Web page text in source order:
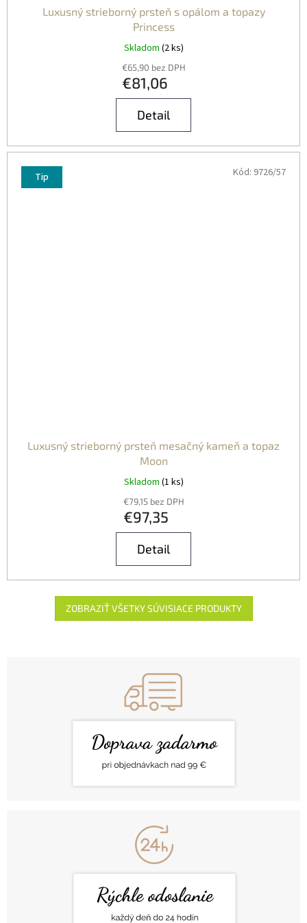
Luxusný strieborný prsteň s opálom a topazy
Princess
Skladom (2 ks)
€65,90 bez DPH
€81,06
Detail
Tip
Luxusný strieborný prsteň mesačný kameň a topaz
Moon
Skladom (1 ks)
€79,15 bez DPH
€97,35
Detail
Kód: 9726/57
ZOBRAZIŤ VŠETKY SÚVISIACE PRODUKTY